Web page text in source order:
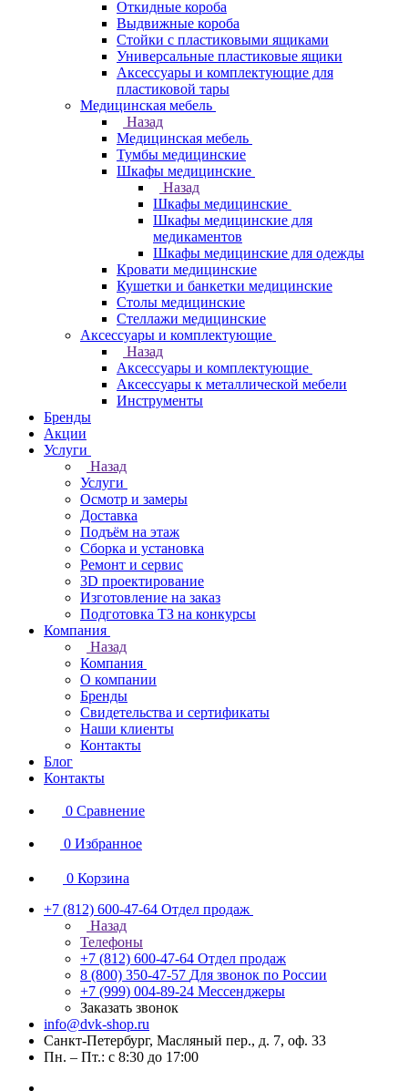
Откидные короба
Выдвижные короба
Стойки с пластиковыми ящиками
Универсальные пластиковые ящики
Аксессуары и комплектующие для
пластиковой тары
Медицинская мебель
Назад
Медицинская мебель
Тумбы медицинские
Шкафы медицинские
Назад
Шкафы медицинские
Шкафы медицинские для
медикаментов
Шкафы медицинские для одежды
Кровати медицинские
Кушетки и банкетки медицинские
Столы медицинские
Стеллажи медицинские
Аксессуары и комплектующие
Назад
Аксессуары и комплектующие
Аксессуары к металлической мебели
Инструменты
Бренды
Акции
Услуги
Назад
Услуги
Осмотр и замеры
Доставка
Подъём на этаж
Сборка и установка
Ремонт и сервис
3D проектирование
Изготовление на заказ
Подготовка ТЗ на конкурсы
Компания
Назад
Компания
О компании
Бренды
Свидетельства и сертификаты
Наши клиенты
Контакты
Блог
Контакты
0 Сравнение
0 Избранное
0 Корзина
+7 (812) 600-47-64 Отдел продаж
Назад
Телефоны
+7 (812) 600-47-64 Отдел продаж
8 (800) 350-47-57 Для звонок по России
+7 (999) 004-89-24 Мессенджеры
Заказать звонок
info@dvk-shop.ru
Санкт-Петербург, Масляный пер., д. 7, оф. 33
Пн. – Пт.: с 8:30 до 17:00